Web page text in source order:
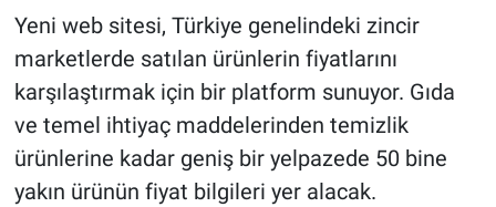
Yeni web sitesi, Türkiye genelindeki zincir
marketlerde satılan ürünlerin fiyatlarını
karşılaştırmak için bir platform sunuyor. Gıda
ve temel ihtiyaç maddelerinden temizlik
ürünlerine kadar geniş bir yelpazede 50 bine
yakın ürünün fiyat bilgileri yer alacak.